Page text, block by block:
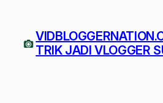
TRIK JADI VLOGGER